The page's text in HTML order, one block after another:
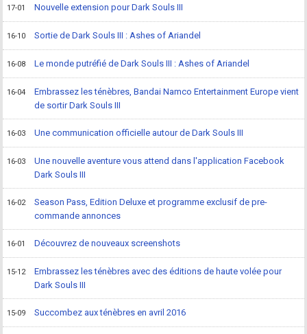
17-01 Nouvelle extension pour Dark Souls III
16-10 Sortie de Dark Souls III : Ashes of Ariandel
16-08 Le monde putréfié de Dark Souls III : Ashes of Ariandel
16-04
Embrassez les ténèbres, Bandai Namco Entertainment Europe vient
de sortir Dark Souls III
16-03 Une communication officielle autour de Dark Souls III
16-03
Une nouvelle aventure vous attend dans l'application Facebook
Dark Souls III
16-02
Season Pass, Edition Deluxe et programme exclusif de pre-
commande annonces
16-01 Découvrez de nouveaux screenshots
15-12
Embrassez les ténèbres avec des éditions de haute volée pour
Dark Souls III
15-09 Succombez aux ténèbres en avril 2016